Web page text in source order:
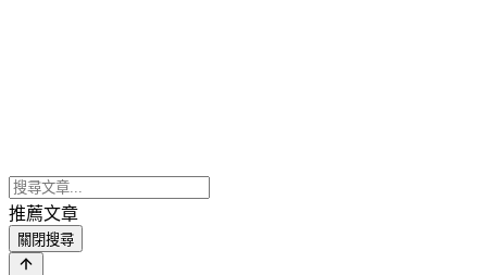
推薦文章
關閉搜尋